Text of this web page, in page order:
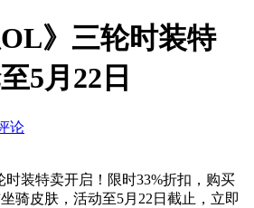
OL》三轮时装特
5月22日
论
时装特卖开启！限时33%折扣，购买
骑皮肤，活动至5月22日截止，立即